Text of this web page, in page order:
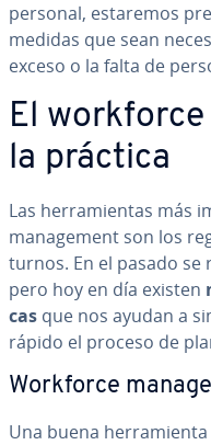
personal, estaremos
medidas que sean
exceso o la falta de
El
la práctica
Las he­rra­mie­n­tas más
ma­na­ge­me­nt son los
turnos. En el pasado
pero hoy en día existen
cas que nos ayudan a
rápido el proceso de
Workforce
Una buena